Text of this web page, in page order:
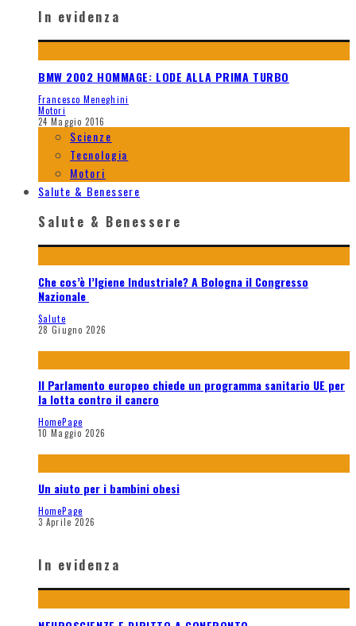
In evidenza
BMW 2002 HOMMAGE: LODE ALLA PRIMA TURBO
Francesco Meneghini
Motori
24 Maggio 2016
Scienze
Tecnologia
Motori
Salute & Benessere
Salute & Benessere
Che cos’è l’Igiene Industriale? A Bologna il Congresso
Nazionale
Salute
28 Giugno 2026
Il Parlamento europeo chiede un programma sanitario UE per
la lotta contro il cancro
HomePage
10 Maggio 2026
Un aiuto per i bambini obesi
HomePage
3 Aprile 2026
In evidenza